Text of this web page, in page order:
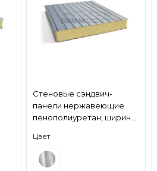
Стеновые сэндвич-
панели нержавеющие
пенополиуретан, ширина
0.5/0.5, AISI 430
Цвет